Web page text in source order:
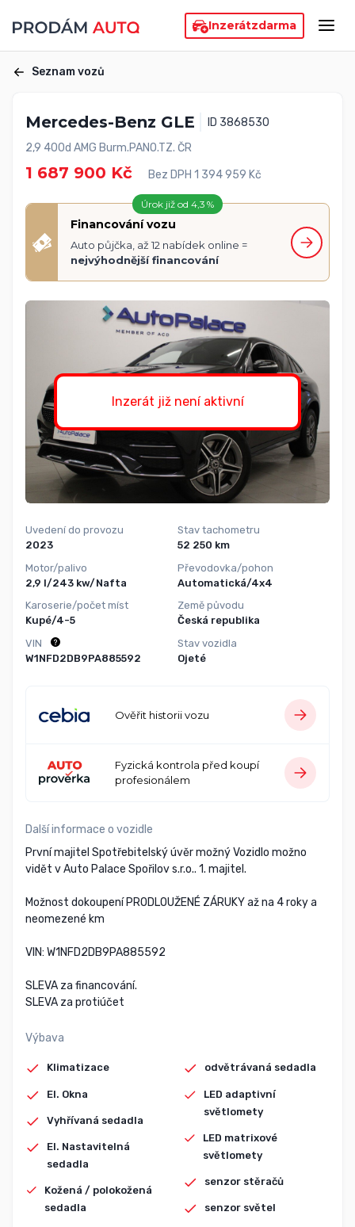
Inzerátzdarma
Seznam vozů
Mercedes-Benz GLE
ID 3868530
2,9 400d AMG Burm.PANO.TZ. ČR
1 687 900 Kč Bez DPH 1 394 959 Kč
Úrok již od 4,3 %
Financování vozu
Auto půjčka, až 12 nabídek online =
nejvýhodnější financování
Inzerát již není aktivní
Uvedení do provozu
2023
Motor/palivo
2,9 l/243 kw/Nafta
Karoserie/počet míst
Kupé/4-5
Stav tachometru
52 250 km
Převodovka/pohon
Automatická/4x4
Země původu
Česká republika
VIN
W1NFD2DB9PA885592
Stav vozidla
Ojeté
Ověřit historii vozu
Fyzická kontrola před koupí
profesionálem
Další informace o vozidle
První majitel Spotřebitelský úvěr možný Vozidlo možno
vidět v Auto Palace Spořilov s.r.o.. 1. majitel.
Možnost dokoupení PRODLOUŽENÉ ZÁRUKY až na 4 roky a
neomezené km
VIN: W1NFD2DB9PA885592
SLEVA za financování.
SLEVA za protiúčet
Výbava
Klimatizace
El. Okna
Vyhřívaná sedadla
El. Nastavitelná
sedadla
Kožená / polokožená
sedadla
odvětrávaná sedadla
LED adaptivní
světlomety
LED matrixové
světlomety
senzor stěračů
senzor světel